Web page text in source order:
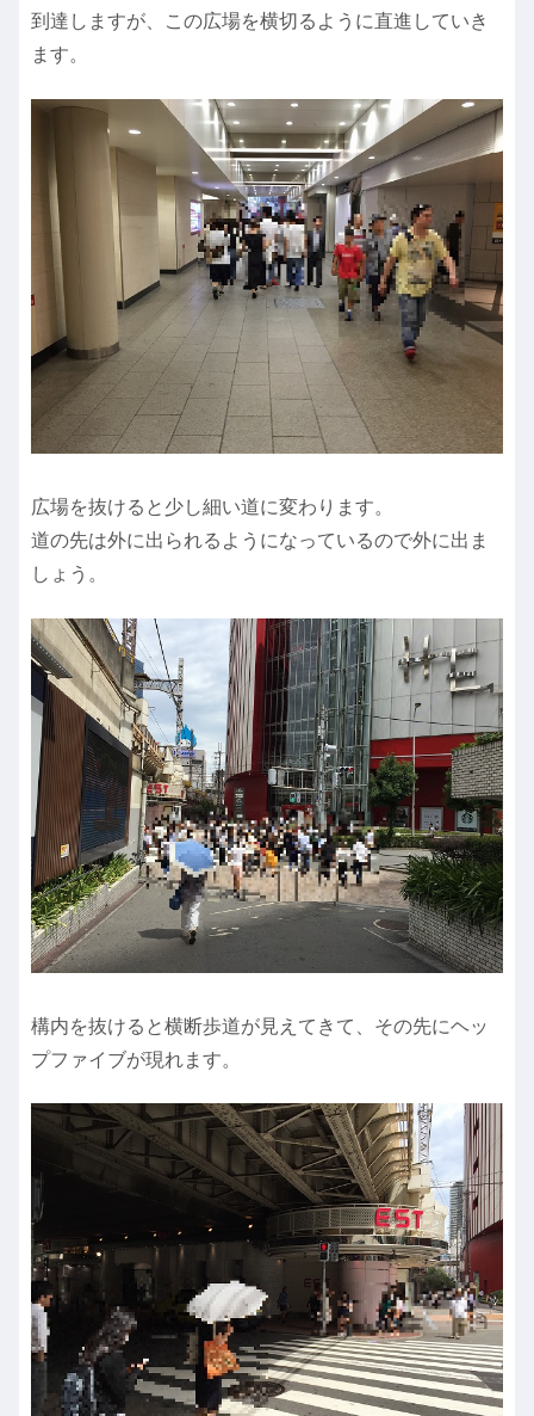
到達しますが、この広場を横切るように直進していき
ます。
広場を抜けると少し細い道に変わります。
道の先は外に出られるようになっているので外に出ま
しょう。
構内を抜けると横断歩道が見えてきて、その先にヘッ
プファイブが現れます。